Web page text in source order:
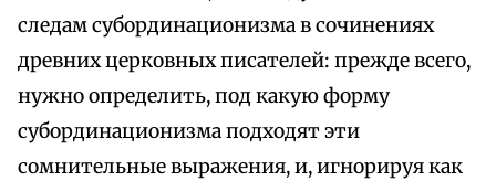
следам субординационизма в сочинениях
древних церковных писателей: прежде всего,
нужно определить, под какую форму
субординационизма подходят эти
сомнительные выражения, и, игнорируя как